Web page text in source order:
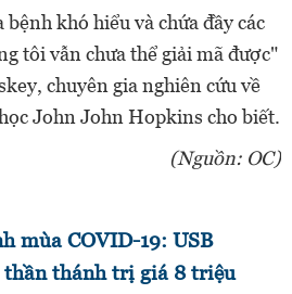
khó hiểu và chứa đầy các
tôi vẫn chưa thể giải mã được"
chuyên gia nghiên cứu về
John John Hopkins cho biết.
(Nguồn: OC)
mùa COVID-19: USB
thần thánh trị giá 8 triệu